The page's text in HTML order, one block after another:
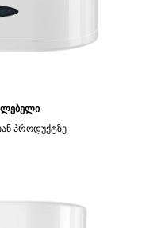
პროდუქტზე